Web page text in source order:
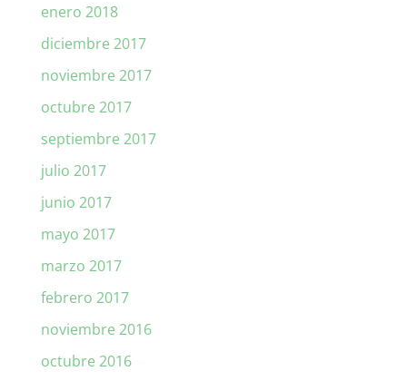
enero 2018
diciembre 2017
noviembre 2017
octubre 2017
septiembre 2017
julio 2017
junio 2017
mayo 2017
marzo 2017
febrero 2017
noviembre 2016
octubre 2016